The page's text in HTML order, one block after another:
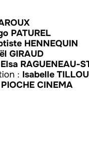
PATUREL
HENNEQUIN
GIRAUD
Elsa RAGUENEAU-
: Isabelle TILLOU
CINEMA